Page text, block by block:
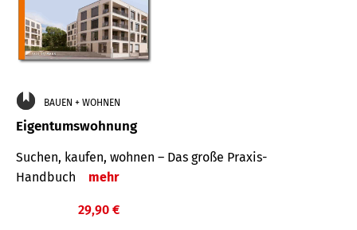
BAUEN + WOHNEN
Eigentumswohnung
Suchen, kaufen, wohnen – Das große Praxis-
Handbuch
mehr
29,90 €